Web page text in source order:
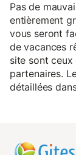
Pas de
entièrement
vous seront
de vacances
site sont
partenaires.
détaillées